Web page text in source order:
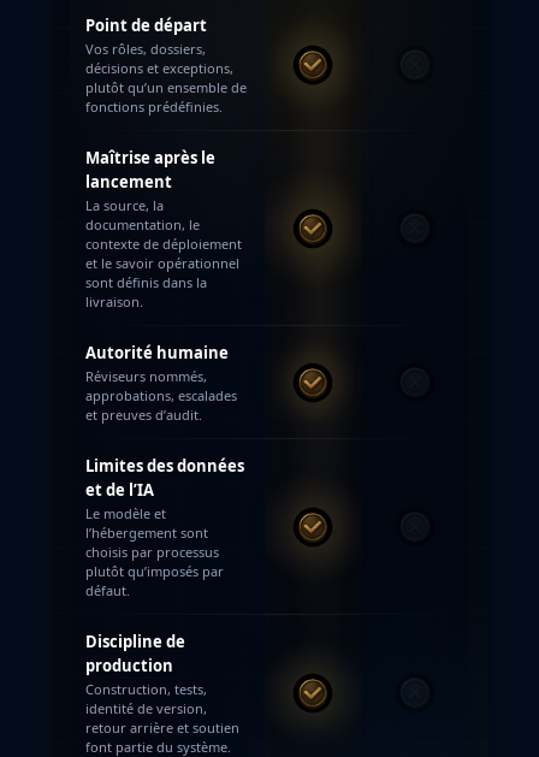
Point de départ
Vos rôles, dossiers,
décisions et exceptions,
plutôt qu’un ensemble de
fonctions prédéfinies.
MYTE
Maîtrise après le
lancement
La source, la
documentation, le
contexte de déploiement
et le savoir opérationnel
sont définis dans la
livraison.
MYTE
Autorité humaine
Réviseurs nommés,
approbations, escalades
et preuves d’audit.
MYTE
Limites des données
et de l’IA
Le modèle et
l’hébergement sont
choisis par processus
plutôt qu’imposés par
défaut.
MYTE
Discipline de
production
Construction, tests,
identité de version,
retour arrière et soutien
font partie du système.
MYTE